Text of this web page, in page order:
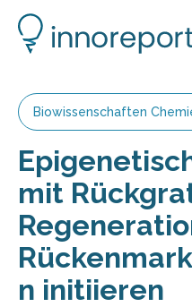
Biowissenschaften
mit
n initiieren